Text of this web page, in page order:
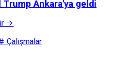
Trump Ankara'ya geldi
Çalışmalar